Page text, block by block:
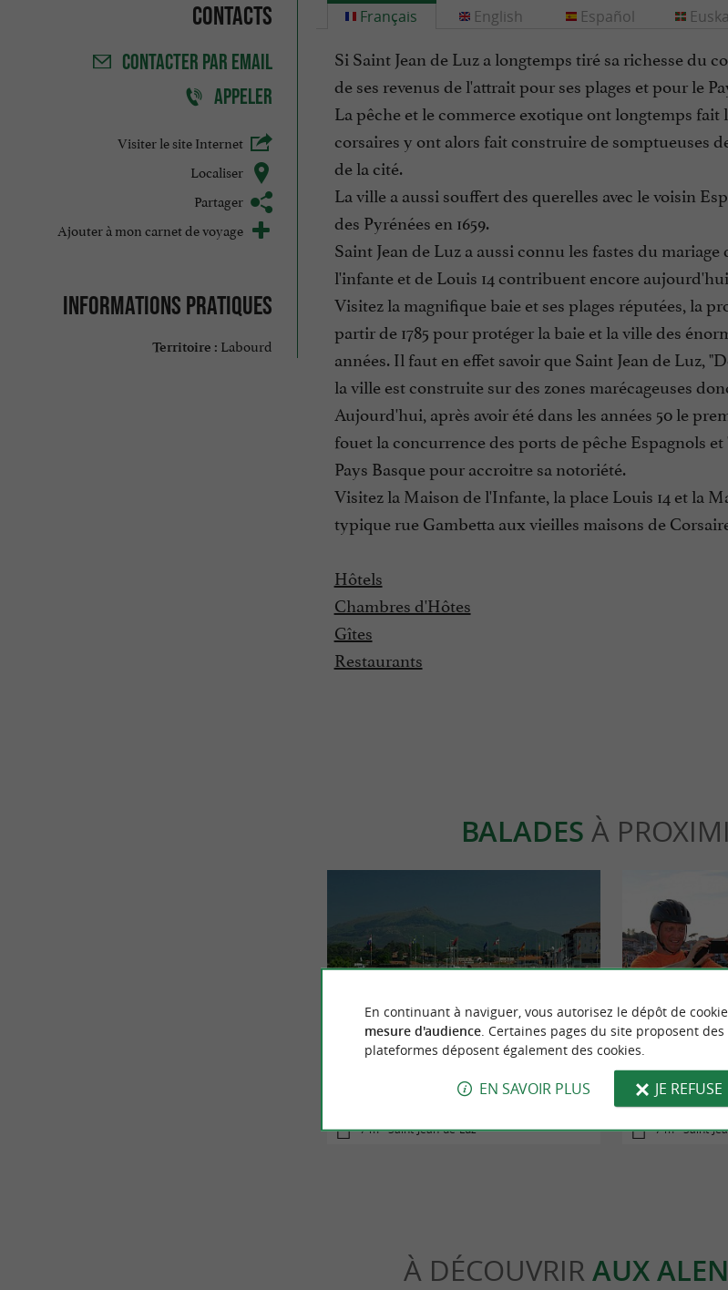
Contacts
CONTACTER PAR EMAIL
APPELER
Visiter le site Internet
Localiser
Partager
Ajouter à mon carnet de voyage
Informations pratiques
Territoire : Labourd
Français
Si Saint Jean de Luz a longtemps tiré sa richesse du
de ses revenus de l'attrait pour ses plages et pour le
La pêche et le commerce exotique ont longtemps
corsaires y ont alors fait construire de somptueuses
de la cité.
La ville a aussi souffert des querelles avec le voisin
des Pyrénées en 1659.
Saint Jean de Luz a aussi connu les fastes du
l'infante et de Louis 14 contribuent encore
Visitez la magnifique baie et ses plages réputées, la
partir de 1785 pour protéger la baie et la ville des
années. Il faut en effet savoir que Saint Jean de Luz,
la ville est construite sur des zones marécageuses
Aujourd'hui, après avoir été dans les années 50 le
fouet la concurrence des ports de pêche Espagnols
Pays Basque pour accroitre sa notoriété.
Visitez la Maison de l'Infante, la place Louis 14 et la
typique rue Gambetta aux vieilles maisons de
Hôtels
Chambres d'Hôtes
Gîtes
Restaurants
English Español
BALADES À
Hendaye
7 m - Saint-Jean-de-Luz
La
7 m - Saint-
À DÉCOUVRIR AUX
En continuant à naviguer, vous autorisez le dépôt de
mesure d'audience. Certaines pages du site proposent des
plateformes déposent également des cookies.
EN SAVOIR PLUS JE REFUSE